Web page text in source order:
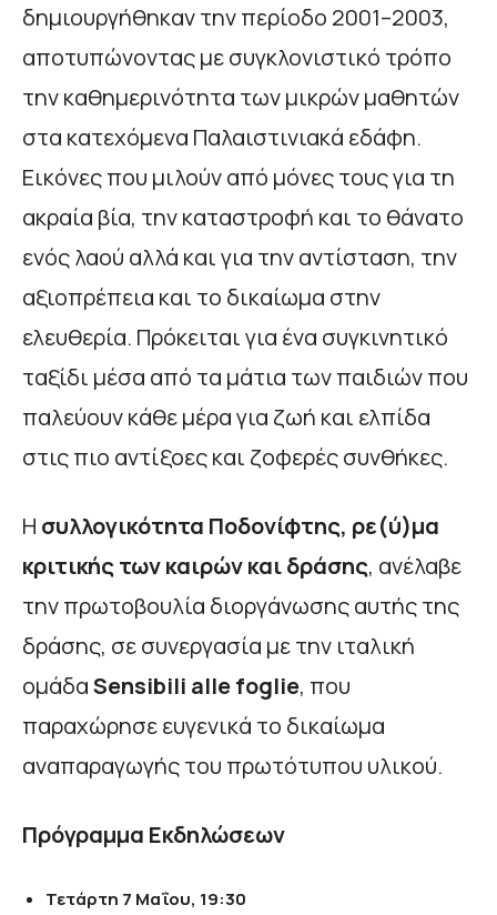
δημιουργήθηκαν την περίοδο 2001–2003,
αποτυπώνοντας με συγκλονιστικό τρόπο
την καθημερινότητα των μικρών μαθητών
στα κατεχόμενα Παλαιστινιακά εδάφη.
Εικόνες που μιλούν από μόνες τους για τη
ακραία βία, την καταστροφή και το θάνατο
ενός λαού αλλά και για την αντίσταση, την
αξιοπρέπεια και το δικαίωμα στην
ελευθερία. Πρόκειται για ένα συγκινητικό
ταξίδι μέσα από τα μάτια των παιδιών που
παλεύουν κάθε μέρα για ζωή και ελπίδα
στις πιο αντίξοες και ζοφερές συνθήκες.
Η συλλογικότητα Ποδονίφτης, ρε(ύ)μα
κριτικής των καιρών και δράσης, ανέλαβε
την πρωτοβουλία διοργάνωσης αυτής της
δράσης, σε συνεργασία με την ιταλική
ομάδαSensibili alle foglie, που
παραχώρησε ευγενικά το δικαίωμα
αναπαραγωγής του πρωτότυπου υλικού.
Πρόγραμμα Εκδηλώσεων
Τετάρτη 7 Μαΐου, 19:30